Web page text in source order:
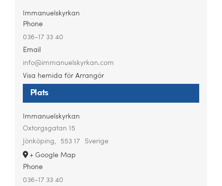
Plats
Immanuelskyrkan
Oxtorgsgatan 15
Jönköping, 553 17
Sverige
+ Google Map
Phone
036-17 33 40
Immanuelskyrkan
Phone
036-17 33 40
Email
info@immanuelskyrkan.com
Visa hemida för Arrangör